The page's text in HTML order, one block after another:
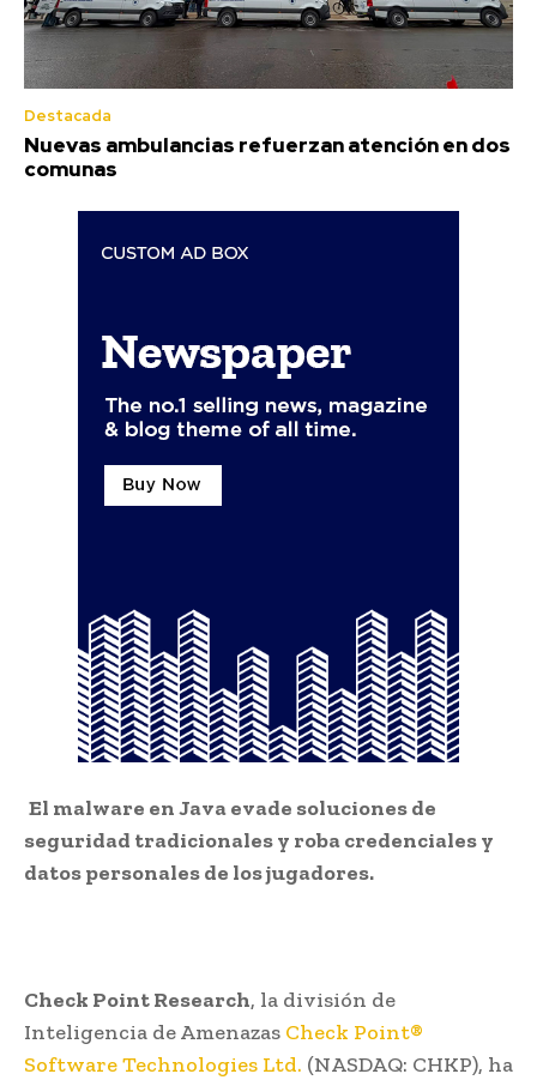
Destacada
Nuevas ambulancias refuerzan atención en dos
comunas
El malware en Java evade soluciones de
seguridad tradicionales y roba credenciales y
datos personales de los jugadores.
Check Point Research, la división de
Inteligencia de Amenazas Check Point®
Software Technologies Ltd. (NASDAQ: CHKP), ha